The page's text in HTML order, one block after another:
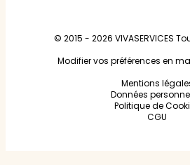
© 2015 - 2026 VIVASERVICES
Modifier vos préférences en
Mentions
Données
Politique de
CGU